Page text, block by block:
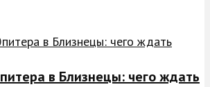
в Близнецы: чего ждать